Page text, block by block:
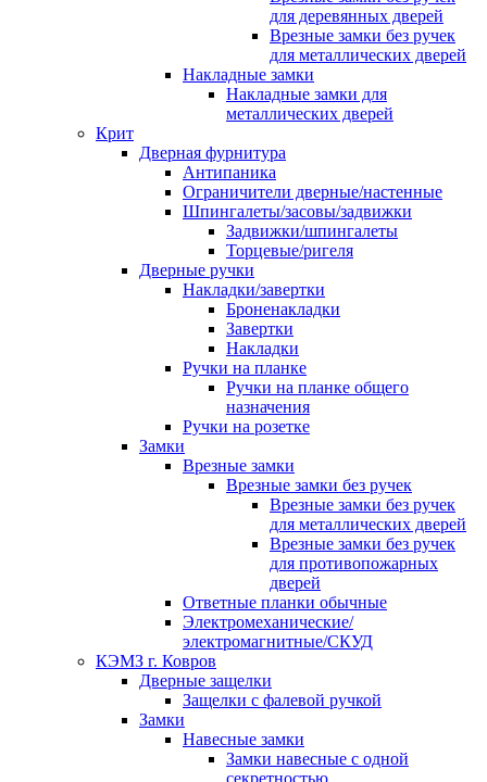
для деревянных дверей
Врезные замки без ручек
для металлических дверей
Накладные замки
Накладные замки для
металлических дверей
Крит
Дверная фурнитура
Антипаника
Ограничители дверные/настенные
Шпингалеты/засовы/задвижки
Задвижки/шпингалеты
Торцевые/ригеля
Дверные ручки
Накладки/завертки
Броненакладки
Завертки
Накладки
Ручки на планке
Ручки на планке общего
назначения
Ручки на розетке
Замки
Врезные замки
Врезные замки без ручек
Врезные замки без ручек
для металлических дверей
Врезные замки без ручек
для противопожарных
дверей
Ответные планки обычные
Электромеханические/
электромагнитные/СКУД
КЭМЗ г. Ковров
Дверные защелки
Защелки с фалевой ручкой
Замки
Навесные замки
Замки навесные с одной